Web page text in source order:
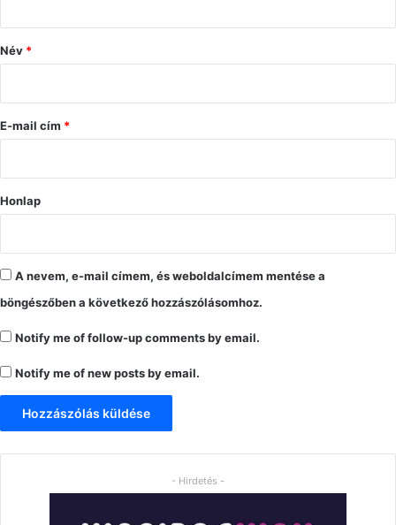
ó
s
Név *
E-mail cím *
Honlap
A nevem, e-mail címem, és weboldalcímem mentése a
böngészőben a következő hozzászólásomhoz.
Notify me of follow-up comments by email.
Notify me of new posts by email.
- Hirdetés -